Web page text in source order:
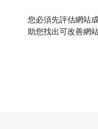
您必須先評估網站
助您找出可改善網